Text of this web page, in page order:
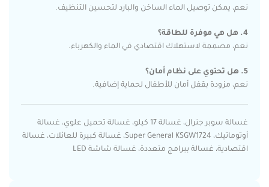
نعم، يمكن توصيل الماء الساخن والبارد لتحسين التنظيف.
4. هل هي موفرة للطاقة؟
نعم، مصممة لاستهلاك اقتصادي في الماء والكهرباء.
5. هل تحتوي على نظام أمان؟
نعم، مزودة بقفل أمان للأطفال لحماية إضافية.
غسالة سوبر جنرال، غسالة 17 كيلو، غسالة تحميل علوي، غسالة
أوتوماتيك، Super General KSGW1724، غسالة كبيرة للعائلات، غسالة
اقتصادية، غسالة ببرامج متعددة، غسالة شاشة LED